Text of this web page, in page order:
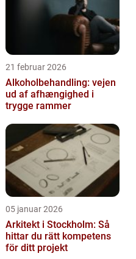
21 februar 2026
Alkoholbehandling: vejen
ud af afhængighed i
trygge rammer
05 januar 2026
Arkitekt i Stockholm: Så
hittar du rätt kompetens
för ditt projekt